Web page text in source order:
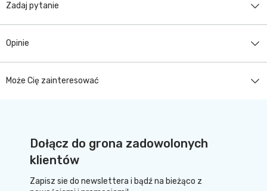
Zadaj pytanie
Opinie
Może Cię zainteresować
Dołącz do grona zadowolonych
klientów
Zapisz sie do newslettera i bądź na bieżąco z